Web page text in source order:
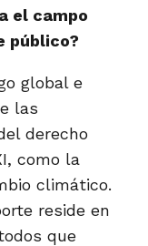
el campo
público?
global e
las
derecho
como la
climático.
reside en
que